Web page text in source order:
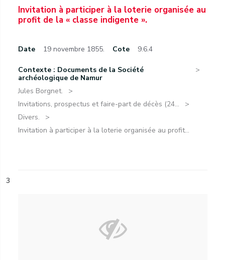
Invitation à participer à la loterie organisée au
profit de la « classe indigente ».
Date 19 novembre 1855. Cote 9.6.4
Contexte : Documents de la Société
archéologique de Namur
Jules Borgnet.
Invitations, prospectus et faire-part de décès (24...
Divers.
Invitation à participer à la loterie organisée au profit...
3